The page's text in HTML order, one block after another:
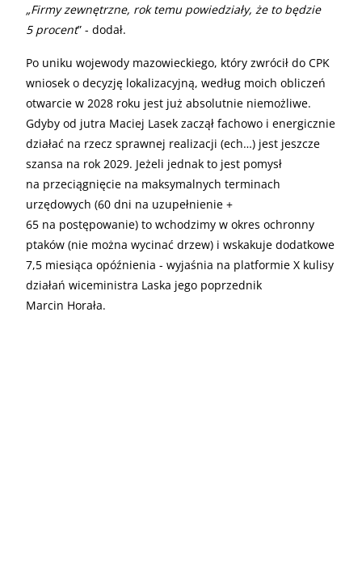
„Firmy zewnętrzne, rok temu powiedziały, że to będzie
5 procent” - dodał.
Po uniku wojewody mazowieckiego, który zwrócił do CPK
wniosek o decyzję lokalizacyjną, według moich obliczeń
otwarcie w 2028 roku jest już absolutnie niemożliwe.
Gdyby od jutra Maciej Lasek zaczął fachowo i energicznie
działać na rzecz sprawnej realizacji (ech…) jest jeszcze
szansa na rok 2029. Jeżeli jednak to jest pomysł
na przeciągnięcie na maksymalnych terminach
urzędowych (60 dni na uzupełnienie +
65 na postępowanie) to wchodzimy w okres ochronny
ptaków (nie można wycinać drzew) i wskakuje dodatkowe
7,5 miesiąca opóźnienia - wyjaśnia na platformie X kulisy
działań wiceministra Laska jego poprzednik
Marcin Horała.